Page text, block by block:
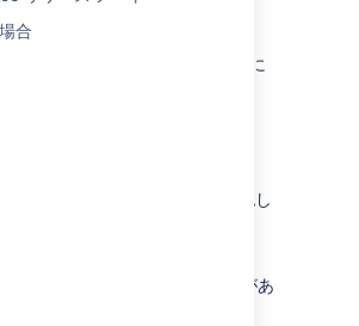
合
の表示
グローバル監査ログを表示するに
トを選択して展開し、詳細を確認し
は、以下のものが含まれることがあ